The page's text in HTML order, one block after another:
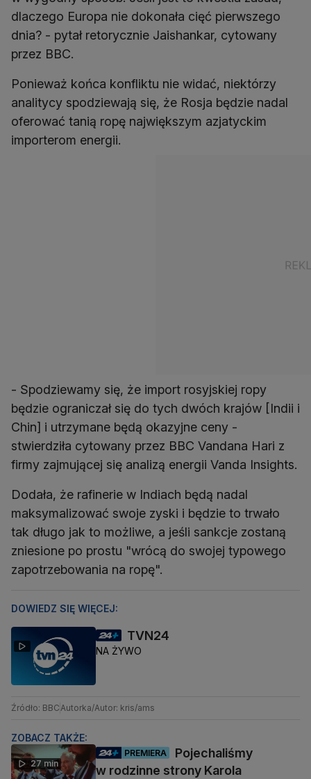
dlaczego Europa nie dokonała cięć pierwszego
dnia? - pytał retorycznie Jaishankar, cytowany
przez BBC.
Ponieważ końca konfliktu nie widać, niektórzy
analitycy spodziewają się, że Rosja będzie nadal
oferować tanią ropę największym azjatyckim
- Spodziewamy się, że import rosyjskiej ropy
będzie ograniczał się do tych dwóch krajów [Indii i
Chin] i utrzymane będą okazyjne ceny -
stwierdziła cytowany przez BBC Vandana Hari z
firmy zajmującej się analizą energii Vanda Insights.
Dodała, że rafinerie w Indiach będą nadal
maksymalizować swoje zyski i będzie to trwało
tak długo jak to możliwe, a jeśli sankcje zostaną
zniesione po prostu "wrócą do swojej typowego
zapotrzebowania na ropę".
DOWIEDZ SIĘ WIĘCEJ:
TVN24
NA ŻYWO
Źródło: BBCAutorka/Autor: kris/ams
ZOBACZ TAKŻE:
27 min
PREMIERA
Pojechaliśmy
w rodzinne strony Karola